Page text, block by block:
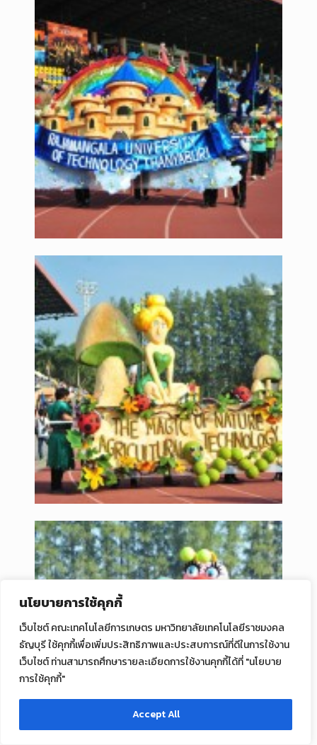
นโยบายการใช้คุกกี้
เว็บไซต์ คณะเทคโนโลยีการเกษตร มหาวิทยาลัยเทคโนโลยีราชมงคล
ธัญบุรี ใช้คุกกี้เพื่อเพิ่มประสิทธิภาพและประสบการณ์ที่ดีในการใช้งาน
เว็บไซต์ ท่านสามารถศึกษารายละเอียดการใช้งานคุกกี้ได้ที่ "นโยบาย
การใช้คุกกี้"
Accept All